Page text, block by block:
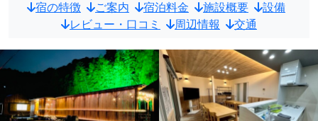
宿の特徴 ご案内 宿泊料金 施設概要
設備
レビュー・口コミ
周辺情報 交通